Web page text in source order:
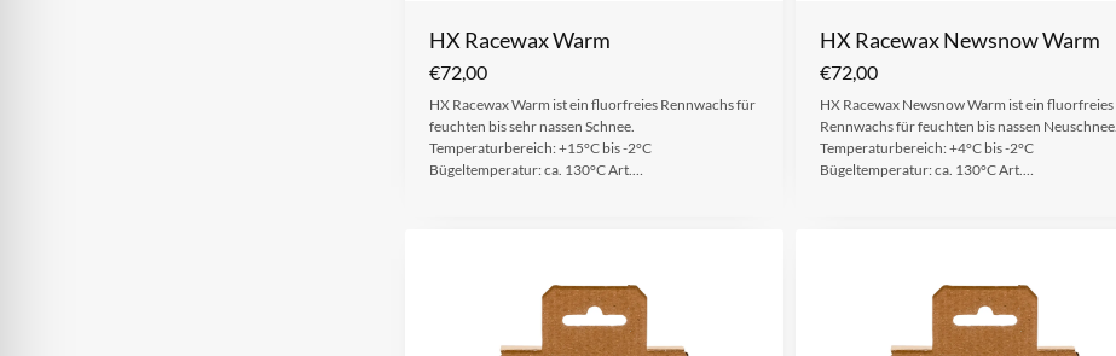
HX Racewax Warm
€72,00
HX Racewax Warm ist ein fluorfreies Rennwachs für
feuchten bis sehr nassen Schnee.
Temperaturbereich: +15°C bis -2°C
Bügeltemperatur: ca. 130°C Art.…
HX Racewax Newsnow Warm
€72,00
HX Racewax Newsnow Warm ist ein fluorfreies
Rennwachs für feuchten bis nassen Neuschnee.
Temperaturbereich: +4°C bis -2°C
Bügeltemperatur: ca. 130°C Art.…